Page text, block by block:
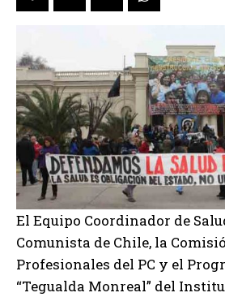
El Equipo Coordinador de
Comunista de Chile, la
Profesionales del PC y el
“Tegualda Monreal” del